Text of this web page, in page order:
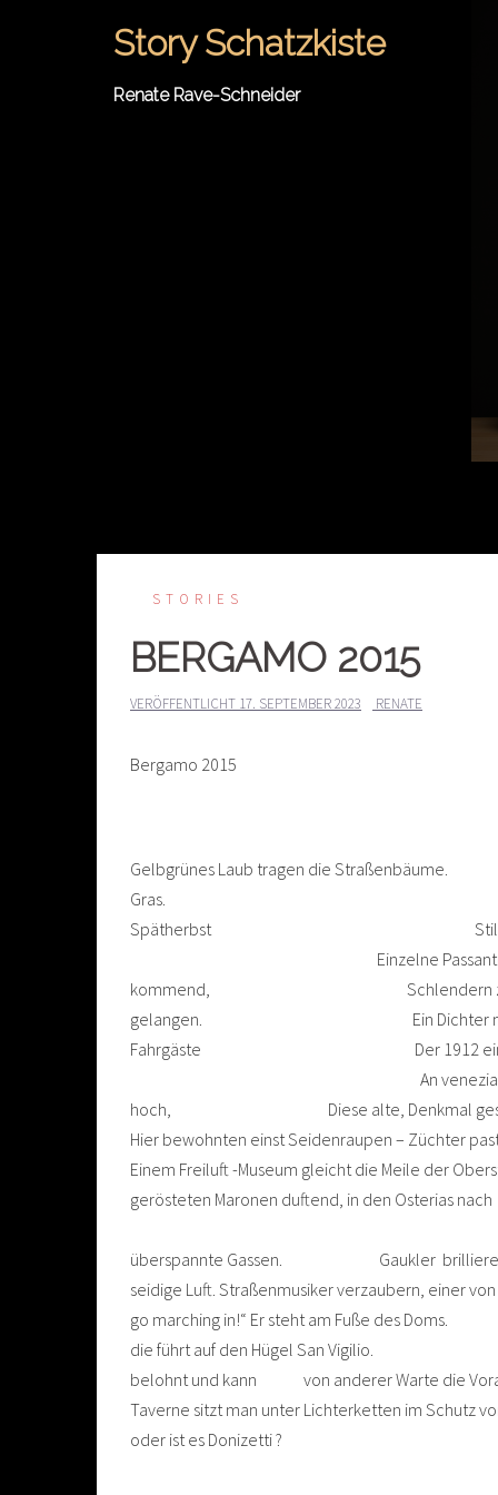
Story Schatzkiste
Renate Rave-Schneider
STORIES
BERGAMO 2015
VERÖFFENTLICHT 17. SEPTEMBER 2023 RENATE
Bergamo 2015
Gelbgrünes Laub tragen die
Gras. In der
Spätherbst Stille
Einzelne Passanten, mit dem
kommend, Schlendern zur
gelangen. Ein Dichter namens
Fahrgäste Der 1912
An venezianischen Mauern
hoch, Diese alte, Denkmal
Hier bewohnten einst Seidenraupen –
Einem Freiluft -Museum gleicht die Meile
gerösteten Maronen duftend, in
Sonn- und feiertags wogen
überspannte Gassen. Gaukler brillieren auf
seidige Luft. Straßenmusiker verzaubern, einer
go marching in!“ Er steht am
die führt auf den Hügel San Vigilio. Mit
belohnt und kann von anderer
Taverne sitzt man unter Lichterketten
oder ist es Donizetti ?